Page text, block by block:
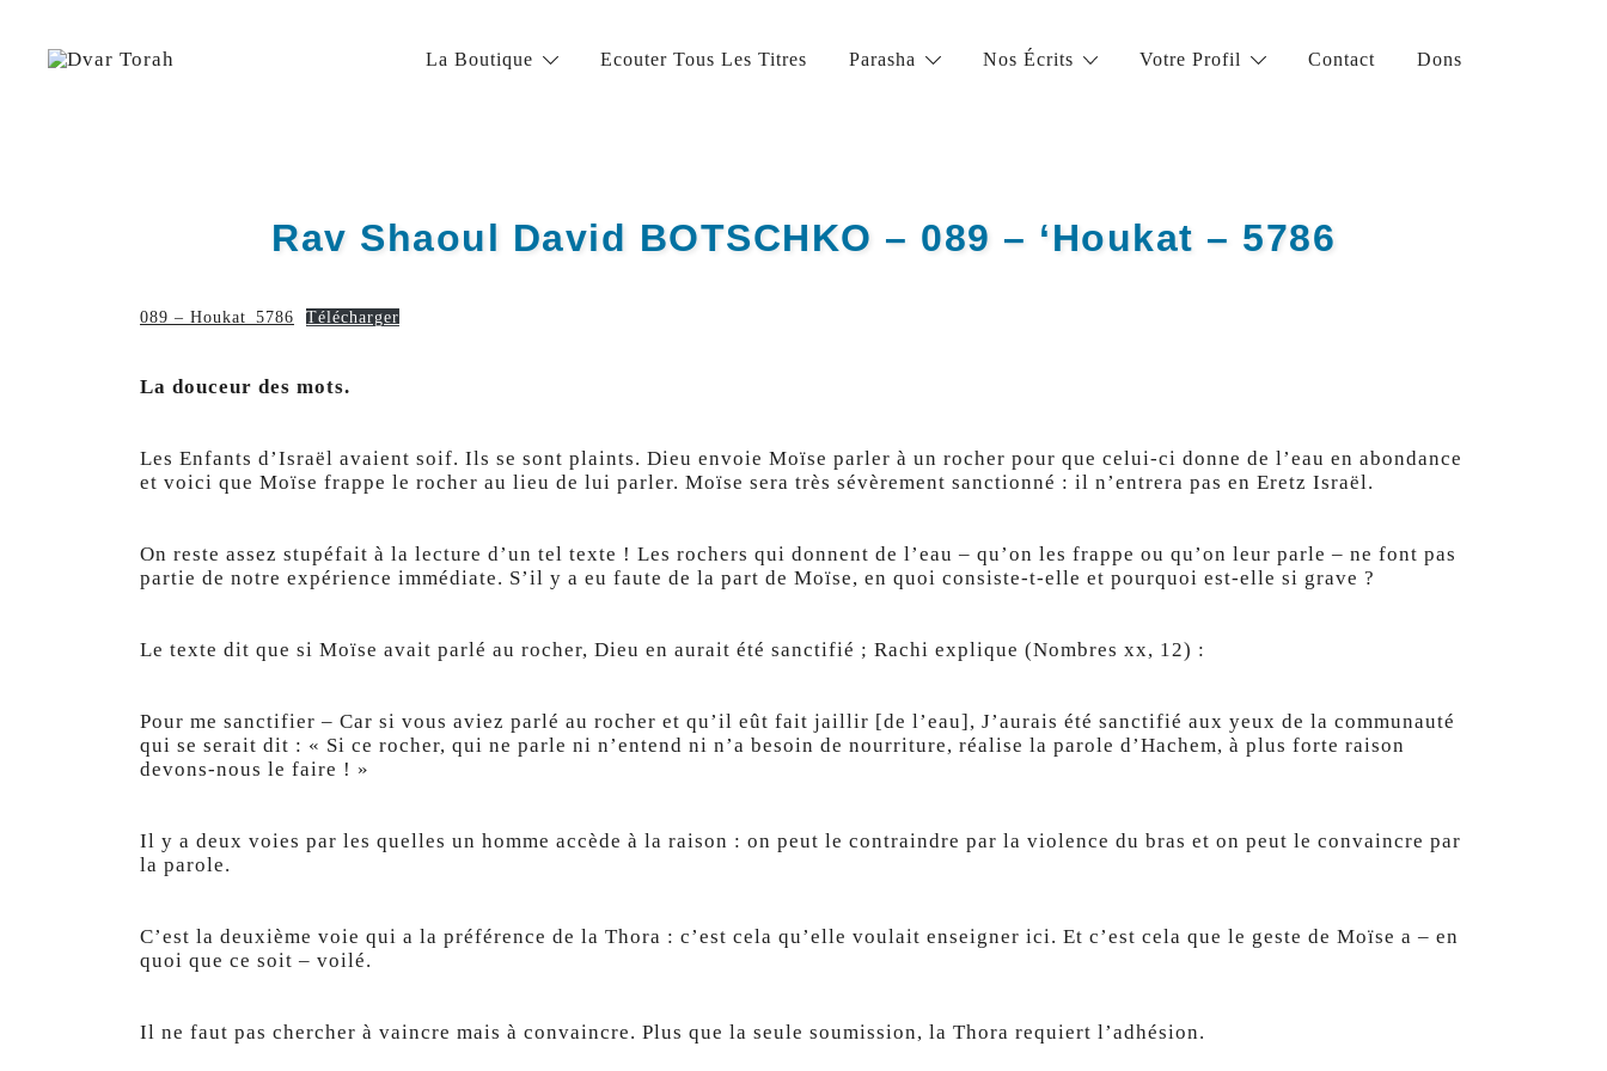
content
La Boutique Ecouter Tous Les Titres Parasha Nos Écrits Votre Profil Contact Dons
Rav Shaoul David BOTSCHKO – 089 – ‘Houkat – 5786
089 – Houkat_5786 Télécharger
La douceur des mots.
Les Enfants d’Israël avaient soif. Ils se sont plaints. Dieu envoie Moïse parler à un rocher pour que celui-ci donne de l’eau en abondance
et voici que Moïse frappe le rocher au lieu de lui parler. Moïse sera très sévèrement sanctionné : il n’entrera pas en Eretz Israël.
On reste assez stupéfait à la lecture d’un tel texte ! Les rochers qui donnent de l’eau – qu’on les frappe ou qu’on leur parle – ne font pas
partie de notre expérience immédiate. S’il y a eu faute de la part de Moïse, en quoi consiste-t-elle et pourquoi est-elle si grave ?
Le texte dit que si Moïse avait parlé au rocher, Dieu en aurait été sanctifié ; Rachi explique (Nombres xx, 12) :
Pour me sanctifier – Car si vous aviez parlé au rocher et qu’il eût fait jaillir [de l’eau], J’aurais été sanctifié aux yeux de la communauté
qui se serait dit : « Si ce rocher, qui ne parle ni n’entend ni n’a besoin de nourriture, réalise la parole d’Hachem, à plus forte raison
devons-nous le faire ! »
Il y a deux voies par les quelles un homme accède à la raison : on peut le contraindre par la violence du bras et on peut le convaincre par
la parole.
C’est la deuxième voie qui a la préférence de la Thora : c’est cela qu’elle voulait enseigner ici. Et c’est cela que le geste de Moïse a – en
quoi que ce soit – voilé.
Il ne faut pas chercher à vaincre mais à convaincre. Plus que la seule soumission, la Thora requiert l’adhésion.